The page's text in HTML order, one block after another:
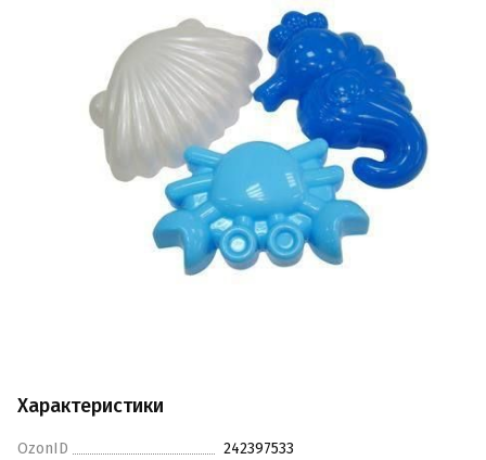
Характеристики
OzonID
242397533